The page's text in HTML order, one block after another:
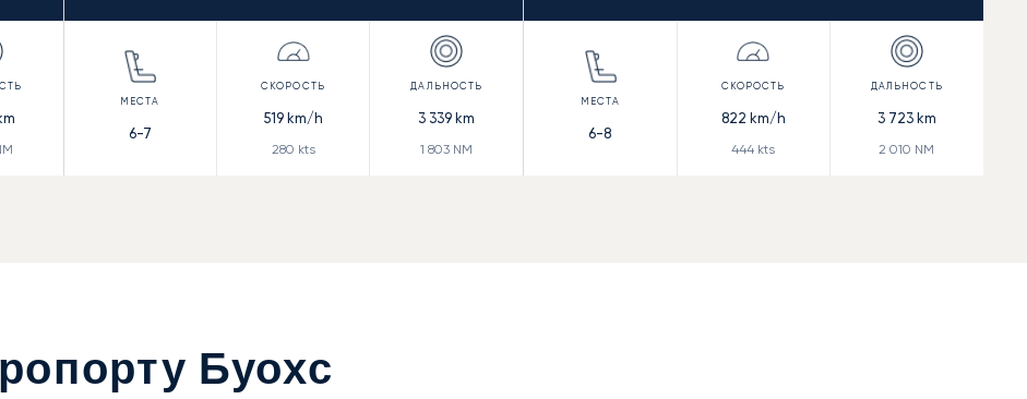
6-7
519km/h
280 kts
3 339 km
1 803 NM
6-8
822 km/h
444 kts
3 723km
2 010 NM
Буохс